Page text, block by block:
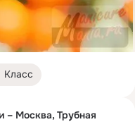
Класс
– Москва, Трубная